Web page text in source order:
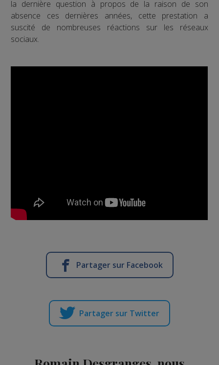
la dernière question à propos de la raison de son
absence ces dernières années, cette prestation a
suscité de nombreuses réactions sur les réseaux
sociaux.
Partager sur Facebook
Partager sur Twitter